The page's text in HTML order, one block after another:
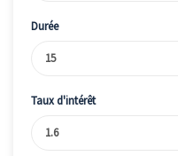
Durée
Taux d'intérêt